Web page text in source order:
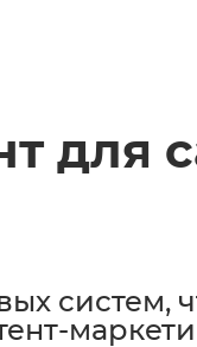
для
систем,